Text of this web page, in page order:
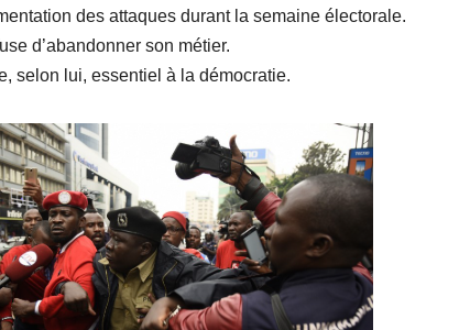
des attaques durant la semaine électorale.
d’abandonner son métier.
selon lui, essentiel à la démocratie.